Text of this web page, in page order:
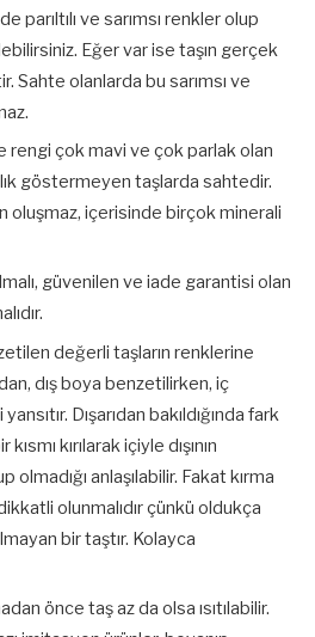
parıltılı ve sarımsı renkler olup
Eğer var ise taşın gerçek
Sahte olanlarda bu sarımsı ve
rengi çok mavi ve çok parlak olan
göstermeyen taşlarda sahtedir.
oluşmaz, içerisinde birçok minerali
güvenilen ve iade garantisi olan
değerli taşların renklerine
dış boya benzetilirken, iç
Dışarıdan bakıldığında fark
kırılarak içiyle dışının
anlaşılabilir. Fakat kırma
olunmalıdır çünkü oldukça
bir taştır. Kolayca
önce taş az da olsa ısıtılabilir.